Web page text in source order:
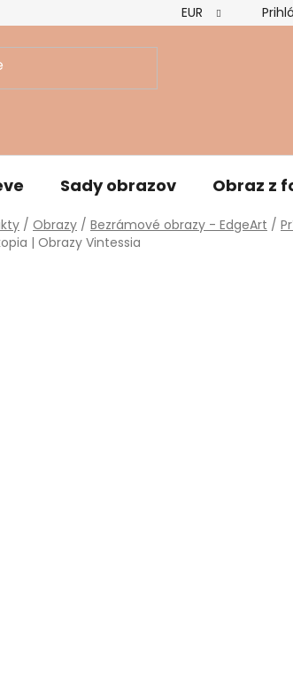
Hodnotenie obchodu
EUR
Sady obrazov Obraz z
/ Obrazy / Bezrámové obrazy - EdgeArt /
| Obrazy Vintessia